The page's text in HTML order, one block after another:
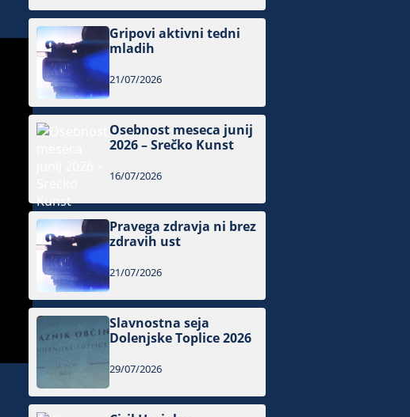
Gripovi aktivni tedni
mladih
21/07/2026
Osebnost meseca junij
2026 – Srečko Kunst
16/07/2026
Pravega zdravja ni brez
zdravih ust
21/07/2026
Slavnostna seja
Dolenjske Toplice 2026
29/07/2026